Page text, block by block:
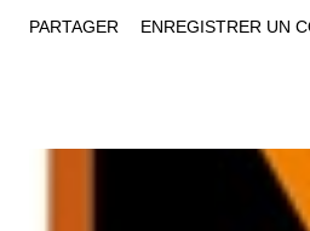
la crise économique et le dossier
profondeur et non pas chercher à
"un échec total de Nicolas Sarkozy
PARTAGER ENREGISTRER UN